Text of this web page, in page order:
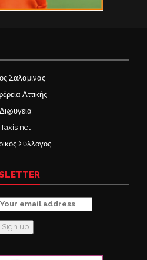
Σαλαμίνας
Αττικής
Δι@υγεια
Taxis net
Σύλλογος